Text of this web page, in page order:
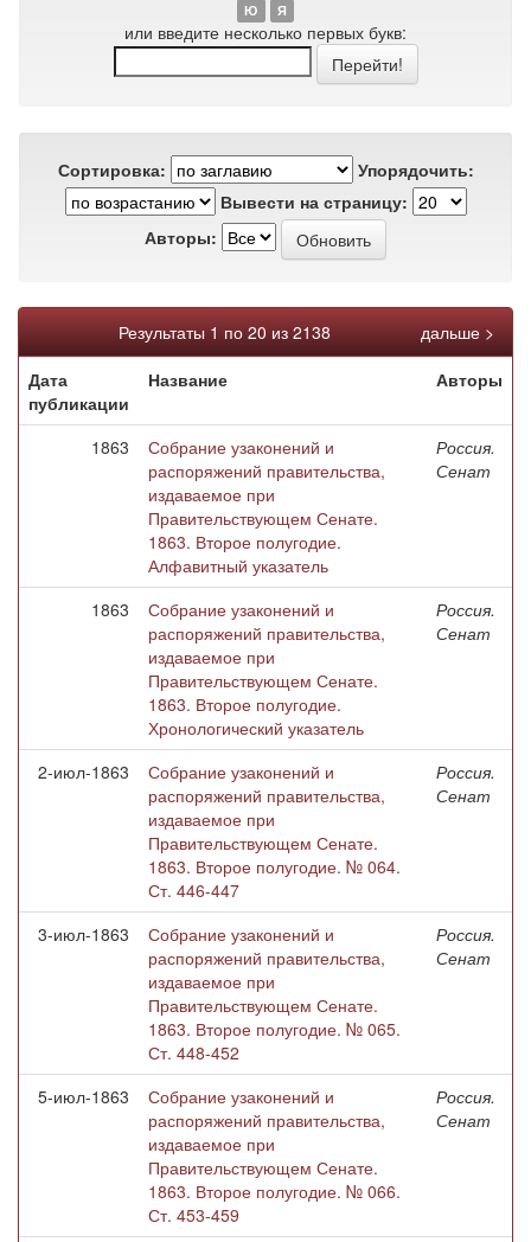
Ю
Я
или введите несколько первых букв:
Сортировка:
Упорядочить:
Вывести на страницу:
Авторы:
Результаты 1 по 20 из 2138
дальше >
Дата
публикации
Название Авторы
1863
Собрание узаконений и
распоряжений правительства,
издаваемое при
Правительствующем Сенате.
1863. Второе полугодие.
Алфавитный указатель
Россия.
Сенат
1863
Собрание узаконений и
распоряжений правительства,
издаваемое при
Правительствующем Сенате.
1863. Второе полугодие.
Хронологический указатель
Россия.
Сенат
2-июл-1863
Собрание узаконений и
распоряжений правительства,
издаваемое при
Правительствующем Сенате.
1863. Второе полугодие. № 064.
Ст. 446-447
Россия.
Сенат
3-июл-1863
Собрание узаконений и
распоряжений правительства,
издаваемое при
Правительствующем Сенате.
1863. Второе полугодие. № 065.
Ст. 448-452
Россия.
Сенат
5-июл-1863
Собрание узаконений и
распоряжений правительства,
издаваемое при
Правительствующем Сенате.
1863. Второе полугодие. № 066.
Ст. 453-459
Россия.
Сенат